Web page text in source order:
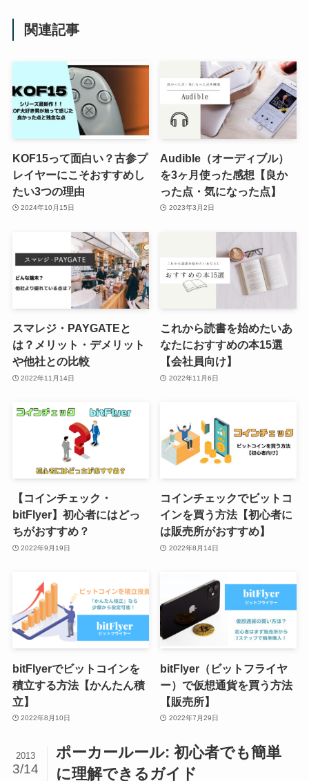
関連記事
KOF15って面白い？古参プ
レイヤーにこそおすすめし
たい3つの理由
2024年10月15日
Audible（オーディブル）
を3ヶ月使った感想【良か
った点・気になった点】
2023年3月2日
スマレジ・PAYGATEと
は？メリット・デメリット
や他社との比較
2022年11月14日
これから読書を始めたいあ
なたにおすすめの本15選
【会社員向け】
2022年11月6日
【コインチェック・
bitFlyer】初心者にはどっ
ちがおすすめ？
2022年9月19日
コインチェックでビットコ
インを買う方法【初心者に
は販売所がおすすめ】
2022年8月14日
bitFlyerでビットコインを
積立する方法【かんたん積
立】
2022年8月10日
bitFlyer（ビットフライヤ
ー）で仮想通貨を買う方法
【販売所】
2022年7月29日
ポーカールール: 初心者でも簡単
に理解できるガイド
2013
3/14